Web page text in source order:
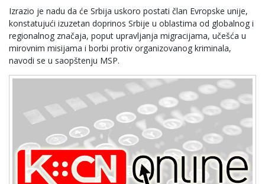
Izrazio je nadu da će Srbija uskoro postati član Evropske unije,
konstatujući izuzetan doprinos Srbije u oblastima od globalnog i
regionalnog značaja, poput upravljanja migracijama, učešća u
mirovnim misijama i borbi protiv organizovanog kriminala,
navodi se u saopštenju MSP.